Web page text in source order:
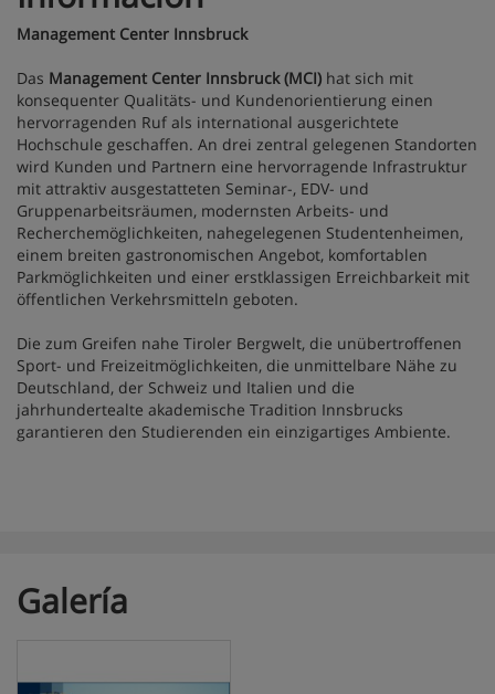
Management Center Innsbruck
Das Management Center Innsbruck (MCI) hat sich mit
konsequenter Qualitäts- und Kundenorientierung einen
hervorragenden Ruf als international ausgerichtete
Hochschule geschaffen. An drei zentral gelegenen Standorten
wird Kunden und Partnern eine hervorragende Infrastruktur
mit attraktiv ausgestatteten Seminar-, EDV- und
Gruppenarbeitsräumen, modernsten Arbeits- und
Recherchemöglichkeiten, nahegelegenen Studentenheimen,
einem breiten gastronomischen Angebot, komfortablen
Parkmöglichkeiten und einer erstklassigen Erreichbarkeit mit
öffentlichen Verkehrsmitteln geboten.
Die zum Greifen nahe Tiroler Bergwelt, die unübertroffenen
Sport- und Freizeitmöglichkeiten, die unmittelbare Nähe zu
Deutschland, der Schweiz und Italien und die
jahrhundertealte akademische Tradition Innsbrucks
garantieren den Studierenden ein einzigartiges Ambiente.
Galería